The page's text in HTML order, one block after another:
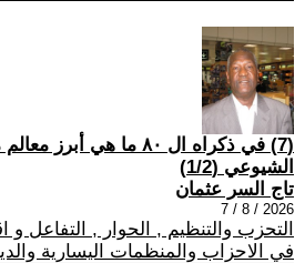
(7) في ذكراه ال ٨٠ ما هي
الشيوعي (1/2)
تاج السر عثمان
2026 / 8 / 7
التحزب والتنظيم , الحوار , التفاعل و
في الاحزاب والمنظمات اليسارية